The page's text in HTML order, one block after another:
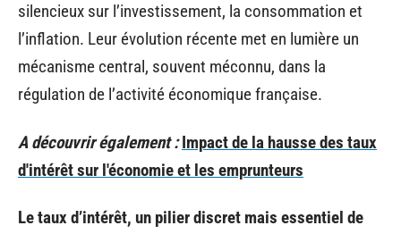
silencieux sur l’investissement, la consommation et
l’inflation. Leur évolution récente met en lumière un
mécanisme central, souvent méconnu, dans la
régulation de l’activité économique française.
A découvrir également : Impact de la hausse des taux
d'intérêt sur l'économie et les emprunteurs
Le taux d’intérêt, un pilier discret mais essentiel de